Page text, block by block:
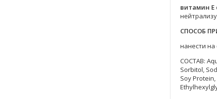
витамин Е
СПОСОБ
нанести
СОСТАВ:
Sorbitol,
Soy